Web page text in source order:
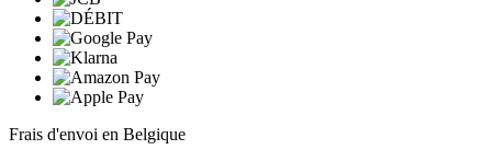
Frais d'envoi en Belgique